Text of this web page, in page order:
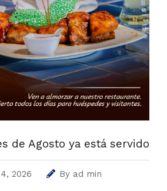
de Agosto ya está servido
2026 By ad min